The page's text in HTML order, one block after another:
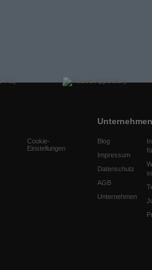
Cookie-
Einstellungen
Unternehmen
Blog
Impressum
Datenschutz
AGB
Unternehmen